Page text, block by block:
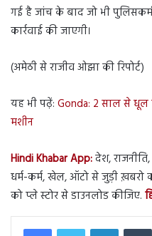
गई है जांच के बाद जो भी
कार्रवाई की जाएगी।
(अमेठी से राजीव ओझा की रिपोर्ट)
यह भी पढ़ें: Gonda: 2 साल से धूल
मशीन
Hindi Khabar App:देश,
धर्म-कर्म, खेल, ऑटो से जुड़ी ख़बरो
को प्ले स्टोर से डाउनलोड कीजिए.
LinkedIn